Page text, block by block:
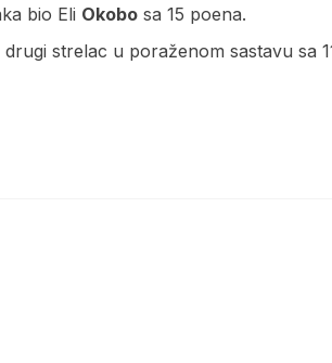
bio Eli Okobo sa 15 poena.
drugi strelac u poraženom sastavu sa